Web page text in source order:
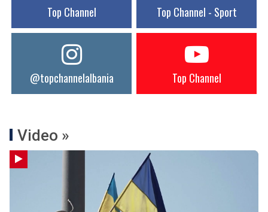
Top Channel Top Channel - Sport
@topchannelalbania Top Channel
Video »